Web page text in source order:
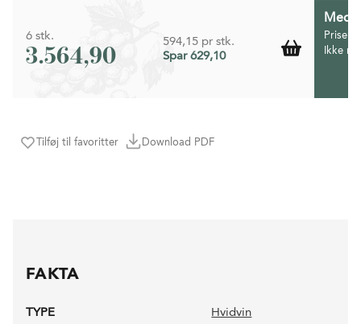
Tilføj til favoritter Download PDF
6 stk.
3.564,90
594,15 pr stk.
Spar 629,10
Prisen
Ikke
FAKTA
TYPE
Hvidvin